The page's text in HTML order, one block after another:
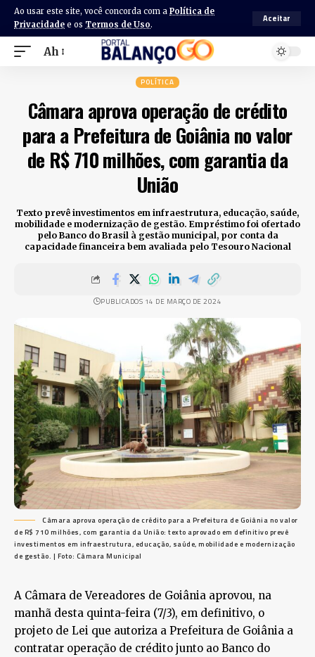
Ao usar este site, você concorda com a Política de
Privacidade e os Termos de Uso.
Aceitar
Ah
POLÍTICA
Câmara aprova operação de crédito
para a Prefeitura de Goiânia no valor
de R$ 710 milhões, com garantia da
União
Texto prevê investimentos em infraestrutura, educação, saúde,
mobilidade e modernização de gestão. Empréstimo foi ofertado
pelo Banco do Brasil à gestão municipal, por conta da
capacidade financeira bem avaliada pelo Tesouro Nacional
PUBLICADOS 14 DE MARÇO DE 2024
Câmara aprova operação de crédito para a Prefeitura de Goiânia no valor
de R$ 710 milhões, com garantia da União: texto aprovado em definitivo prevê
investimentos em infraestrutura, educação, saúde, mobilidade e modernização
de gestão. | Foto: Câmara Municipal
A Câmara de Vereadores de Goiânia aprovou, na
manhã desta quinta-feira (7/3), em definitivo, o
projeto de Lei que autoriza a Prefeitura de Goiânia a
contratar operação de crédito junto ao Banco do